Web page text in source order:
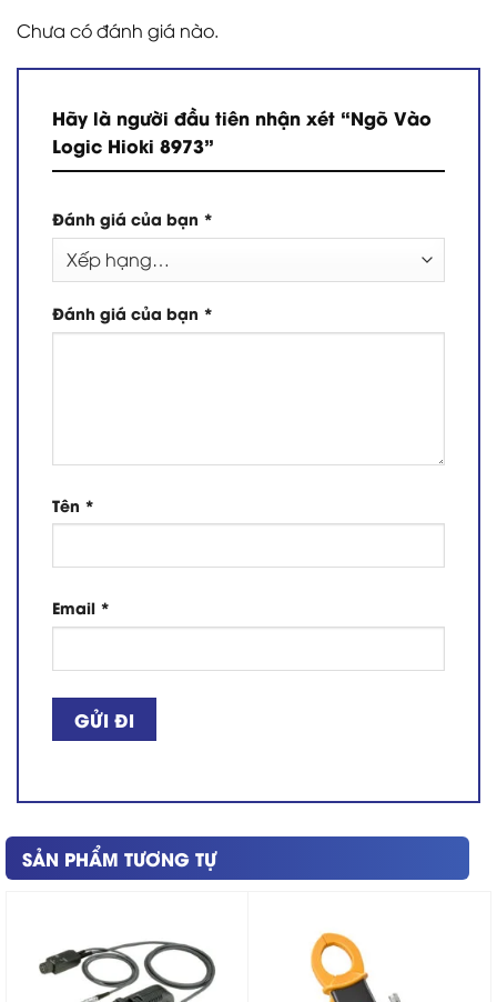
Chưa có đánh giá nào.
Hãy là người đầu tiên nhận xét “Ngõ Vào
Logic Hioki 8973”
Đánh giá của bạn *
Đánh giá của bạn *
Tên *
Email *
SẢN PHẨM TƯƠNG TỰ